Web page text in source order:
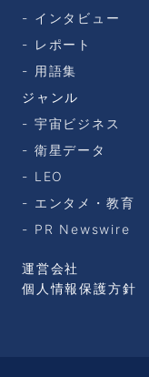
インタビュー
レポート
用語集
ジャンル
宇宙ビジネス
衛星データ
LEO
エンタメ・教育
PR Newswire
運営会社
個人情報保護方針